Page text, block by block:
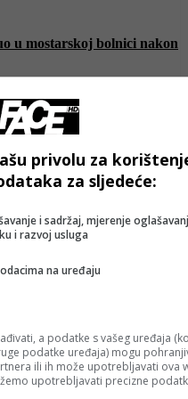
u mostarskoj bolnici nakon
Reforma Izbornog
iz Irana
BiH, izdalo upute bh.
privolu za
za sljedeće:
i sadržaj, mjerenje
i razvoj usluga
na uređaju
a podatke s vašeg uređaja
podatke uređaja) mogu
ili ih može upotrebljavati ova
upotrebljavati precizne